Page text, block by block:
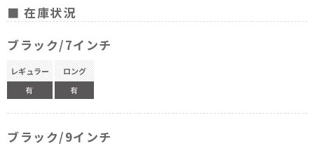
■ 在庫状況
ブラック/7インチ
レギュラー
有
ロング
有
ブラック/9インチ